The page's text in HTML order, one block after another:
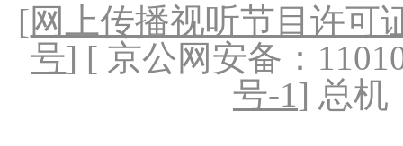
[网上传播视听节目许可
号] [ 京公网安备：
号-1] 总机